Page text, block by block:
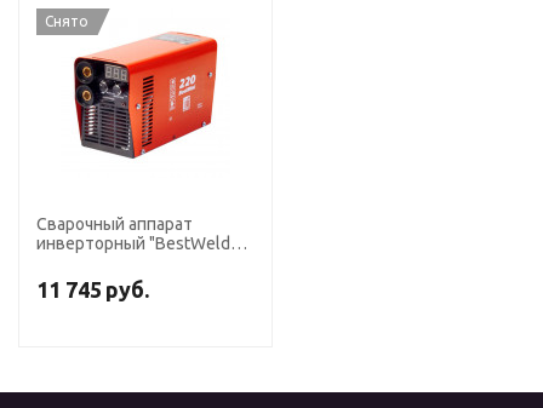
Снято
Сварочный аппарат
инверторный "BestWeld
11 745 руб.